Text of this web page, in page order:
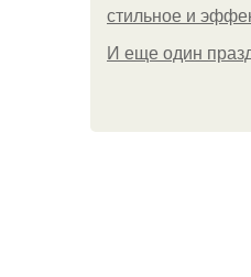
стильное и
И еще один